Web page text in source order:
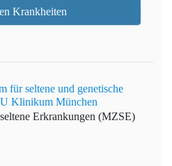
Krankheiten
für seltene und genetische
Klinikum München
Erkrankungen (MZSE)